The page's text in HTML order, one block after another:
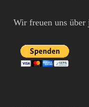
Wir freuen uns über